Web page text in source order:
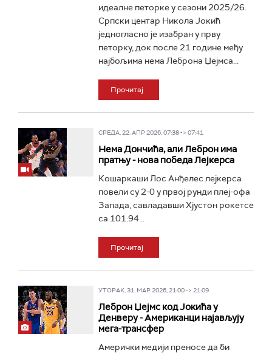
идеалне петорке у сезони 2025/26.
Српски центар Никола Јокић
једногласно је изабран у прву
петорку, док после 21 године међу
најбољима нема Леброна Џејмса...
Прочитај
СРЕДА, 22. АПР 2026, 07:38 -> 07:41
Нема Дончића, али Леброн има
пратњу - нова победа Лејкерса
Кошаркаши Лос Анђелес лејкерса
повели су 2-0 у првој рунди плеј-офа
Запада, савладавши Хјустон рокетсе
са 101:94...
Прочитај
УТОРАК, 31. МАР 2026, 21:00 -> 21:09
Леброн Џејмс код Јокића у
Денверу - Американци најављују
мега-трансфер
Амерички медији преносе да би